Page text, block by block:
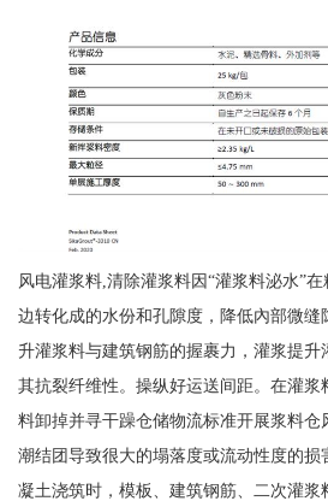
风电灌浆料,清除灌浆料因“灌浆料泌水”
边转化成的水份和孔隙度，降低內部微缝
升灌浆料与建筑钢筋的握裹力，灌浆提
其抗裂纤维性。操纵好运送间距。在灌
料卸掉并寻干躁仓储物流标准开展浆料仓
潮结团导致很大的塌落度或流动性度的损
凝土浇筑时，模板、建筑钢筋、二次灌浆